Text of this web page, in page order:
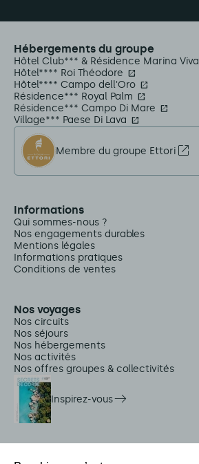
Hébergements du groupe
Hôtel Club*** & Résidence Marina Viva
Hôtel**** Roi Théodore
Hôtel**** Campo dell'Oro
Résidence*** Royal Palm
Résidence*** Campo Di Mare
Village*** Paese Di Lava
Membre du groupe Ettori
Informations
Qui sommes-nous ?
Nos engagements durables
Mentions légales
Informations pratiques
Conditions de ventes
Nos voyages
Nos circuits
Nos séjours
Nos hébergements
Nos activités
Nos offres groupes & collectivités
Inspirez-vous